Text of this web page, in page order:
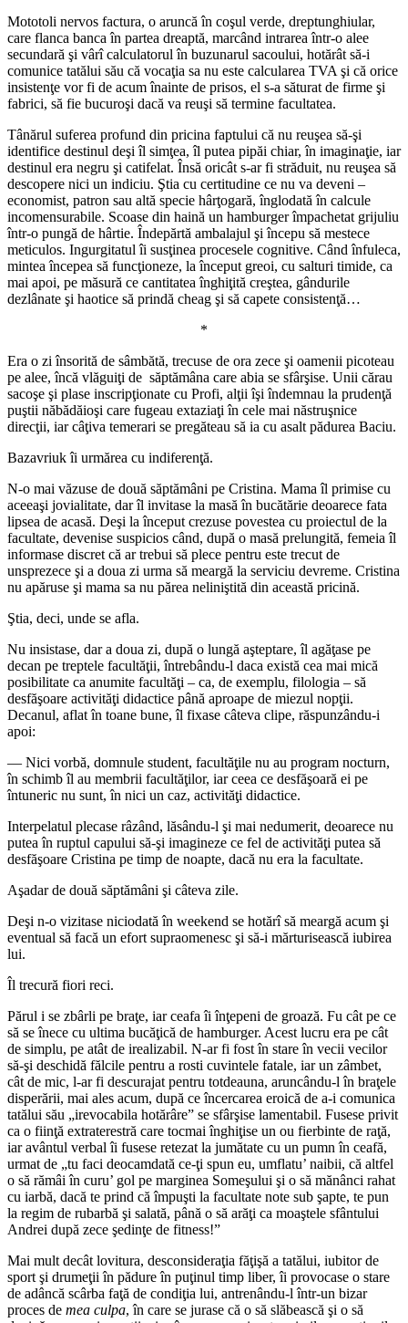
Mototoli nervos factura, o aruncă în coşul verde, dreptunghiular,
care flanca banca în partea dreaptă, marcând intrarea într-o alee
secundară şi vârî calculatorul în buzunarul sacoului, hotărât să-i
comunice tatălui său că vocaţia sa nu este calcularea TVA şi că orice
insistenţe vor fi de acum înainte de prisos, el s-a săturat de firme şi
fabrici, să fie bucuroşi dacă va reuşi să termine facultatea.
Tânărul suferea profund din pricina faptului că nu reuşea să-şi
identifice destinul deşi îl simţea, îl putea pipăi chiar, în imaginaţie, iar
destinul era negru şi catifelat. Însă oricât s-ar fi străduit, nu reuşea să
descopere nici un indiciu. Ştia cu certitudine ce nu va deveni –
economist, patron sau altă specie hârţogară, înglodată în calcule
incomensurabile. Scoase din haină un hamburger împachetat grijuliu
într-o pungă de hârtie. Îndepărtă ambalajul şi începu să mestece
meticulos. Ingurgitatul îi susţinea procesele cognitive. Când înfuleca,
mintea începea să funcţioneze, la început greoi, cu salturi timide, ca
mai apoi, pe măsură ce cantitatea înghiţită creştea, gândurile
dezlânate şi haotice să prindă cheag şi să capete consistenţă…
*
Era o zi însorită de sâmbătă, trecuse de ora zece şi oamenii picoteau
pe alee, încă vlăguiţi de săptămâna care abia se sfârşise. Unii cărau
sacoşe şi plase inscripţionate cu Profi, alţii îşi îndemnau la prudenţă
puştii năbădăioşi care fugeau extaziaţi în cele mai năstruşnice
direcţii, iar câţiva temerari se pregăteau să ia cu asalt pădurea Baciu.
Bazavriuk îi urmărea cu indiferenţă.
N-o mai văzuse de două săptămâni pe Cristina. Mama îl primise cu
aceeaşi jovialitate, dar îl invitase la masă în bucătărie deoarece fata
lipsea de acasă. Deşi la început crezuse povestea cu proiectul de la
facultate, devenise suspicios când, după o masă prelungită, femeia îl
informase discret că ar trebui să plece pentru este trecut de
unsprezece şi a doua zi urma să meargă la serviciu devreme. Cristina
nu apăruse şi mama sa nu părea neliniştită din această pricină.
Ştia, deci, unde se afla.
Nu insistase, dar a doua zi, după o lungă aşteptare, îl agăţase pe
decan pe treptele facultăţii, întrebându-l daca există cea mai mică
posibilitate ca anumite facultăţi – ca, de exemplu, filologia – să
desfăşoare activităţi didactice până aproape de miezul nopţii.
Decanul, aflat în toane bune, îl fixase câteva clipe, răspunzându-i
apoi:
― Nici vorbă, domnule student, facultăţile nu au program nocturn,
în schimb îl au membrii facultăţilor, iar ceea ce desfăşoară ei pe
întuneric nu sunt, în nici un caz, activităţi didactice.
Interpelatul plecase râzând, lăsându-l şi mai nedumerit, deoarece nu
putea în ruptul capului să-şi imagineze ce fel de activităţi putea să
desfăşoare Cristina pe timp de noapte, dacă nu era la facultate.
Aşadar de două săptămâni şi câteva zile.
Deşi n-o vizitase niciodată în weekend se hotărî să meargă acum şi
eventual să facă un efort supraomenesc şi să-i mărturisească iubirea
lui.
Îl trecură fiori reci.
Părul i se zbârli pe braţe, iar ceafa îi înţepeni de groază. Fu cât pe ce
să se înece cu ultima bucăţică de hamburger. Acest lucru era pe cât
de simplu, pe atât de irealizabil. N-ar fi fost în stare în vecii vecilor
să-şi deschidă fălcile pentru a rosti cuvintele fatale, iar un zâmbet,
cât de mic, l-ar fi descurajat pentru totdeauna, aruncându-l în braţele
disperării, mai ales acum, după ce încercarea eroică de a-i comunica
tatălui său „irevocabila hotărâre” se sfârşise lamentabil. Fusese privit
ca o fiinţă extraterestră care tocmai înghiţise un ou fierbinte de raţă,
iar avântul verbal îi fusese retezat la jumătate cu un pumn în ceafă,
urmat de „tu faci deocamdată ce-ţi spun eu, umflatu’ naibii, că altfel
o să rămâi în curu’ gol pe marginea Someşului şi o să mănânci rahat
cu iarbă, dacă te prind că împuşti la facultate note sub şapte, te pun
la regim de rubarbă şi salată, până o să arăţi ca moaştele sfântului
Andrei după zece şedinţe de fitness!”
Mai mult decât lovitura, desconsideraţia făţişă a tatălui, iubitor de
sport şi drumeţii în pădure în puţinul timp liber, îi provocase o stare
de adâncă scârba faţă de condiţia lui, antrenându-l într-un bizar
proces de mea culpa, în care se jurase că o să slăbească şi o să